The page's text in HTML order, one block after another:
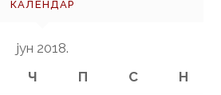
КАЛЕНДАР
јун 2018.
Ч П С Н